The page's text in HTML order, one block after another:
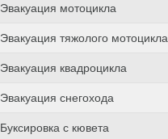
Эвакуация мотоцикла
Эвакуация тяжолого мотоцикла
Эвакуация квадроцикла
Эвакуация снегохода
Буксировка с кювета